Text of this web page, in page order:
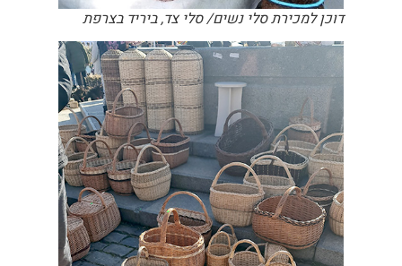
דוכן למכירת סלי נשים/ סלי צד, ביריד בצרפת